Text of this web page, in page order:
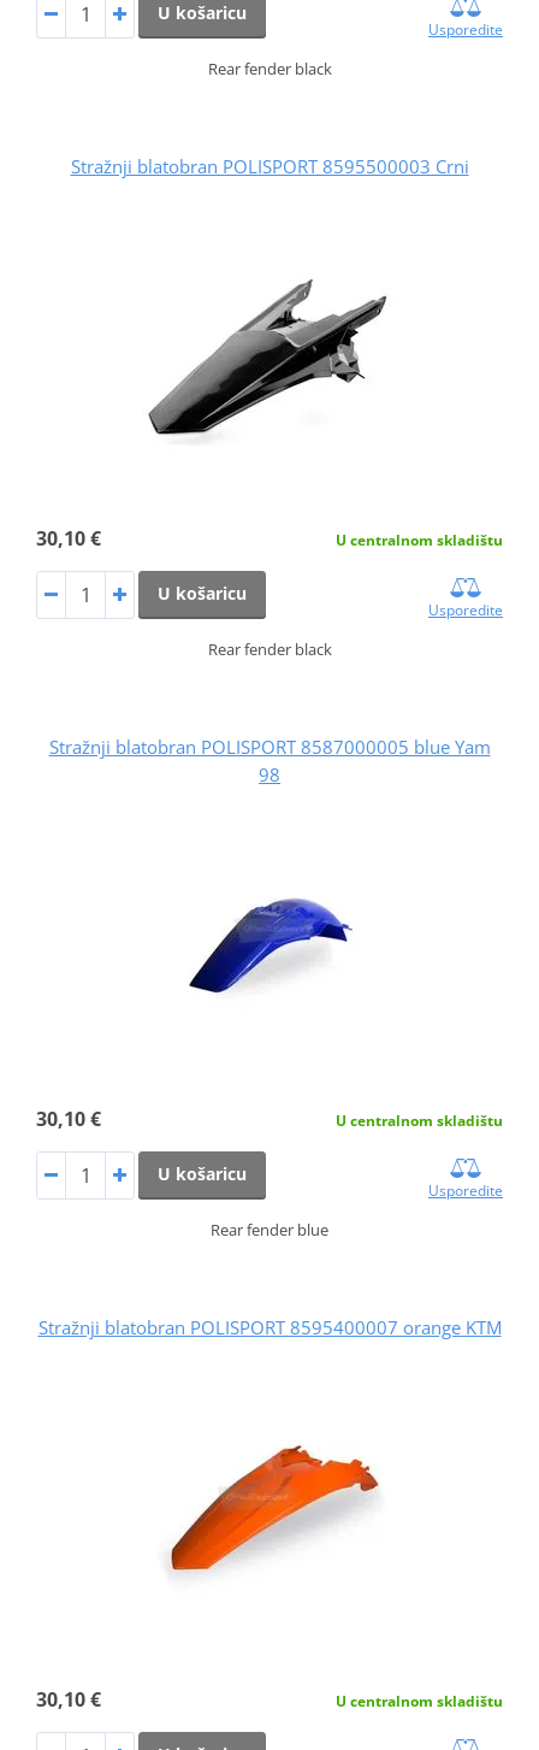
U košaricu
Usporedite
Rear fender black
Stražnji blatobran POLISPORT 8595500003 Crni
30,10 € U centralnom skladištu
U košaricu
Usporedite
Rear fender black
Stražnji blatobran POLISPORT 8587000005 blue Yam
98
30,10 € U centralnom skladištu
U košaricu
Usporedite
Rear fender blue
Stražnji blatobran POLISPORT 8595400007 orange KTM
30,10 € U centralnom skladištu